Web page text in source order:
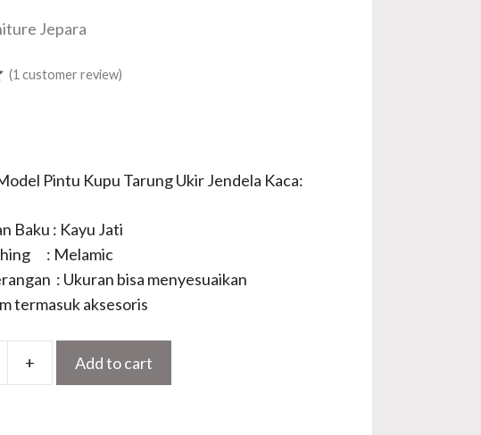
Jepara
(1 customer review)
Pintu Kupu Tarung Ukir Jendela Kaca:
Baku : Kayu Jati
: Melamic
: Ukuran bisa menyesuaikan
termasuk aksesoris
+ Add to cart